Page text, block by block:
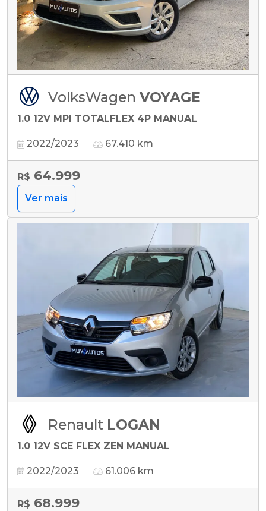
VolksWagen VOYAGE
1.0 12V MPI TOTALFLEX 4P MANUAL
2022/2023 67.410 km
R$ 64.999
Ver mais
Renault LOGAN
1.0 12V SCE FLEX ZEN MANUAL
2022/2023 61.006 km
R$ 68.999